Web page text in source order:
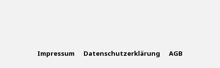
Impressum Datenschutzerklärung AGB